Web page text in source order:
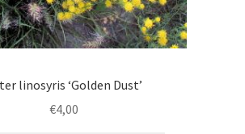
linosyris ‘Golden Dust’
€4,00